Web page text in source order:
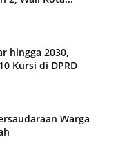
hingga 2030,
Kursi di DPRD
Warga